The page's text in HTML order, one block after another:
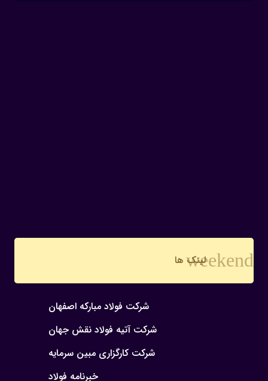
weekend
لینک ها
شرکت فولاد مبارکه اصفهان
شرکت آتیه فولاد نقش جهان
شرکت کارگزاری مبین سرمایه
خبرنامه فولاد